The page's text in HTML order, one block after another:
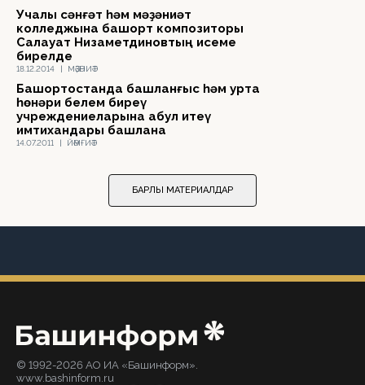
18.12.2014 | МӘҘӘНИӘТ
Учалы сәнғәт һәм мәҙәниәт
колледжына башҡорт композиторы
Салауат Низаметдиновтың исеме
бирелде
14.07.2011 | ЙӘМҒИӘТ
Башҡортостанда башланғыс һәм урта
һөнәри белем биреү
учреждениеларына ҡабул итеү
имтихандары башлана
БАРЛЫҠ МАТЕРИАЛДАР
© 1992-2026 АО ИА «Башинформ».
www.bashinform.ru